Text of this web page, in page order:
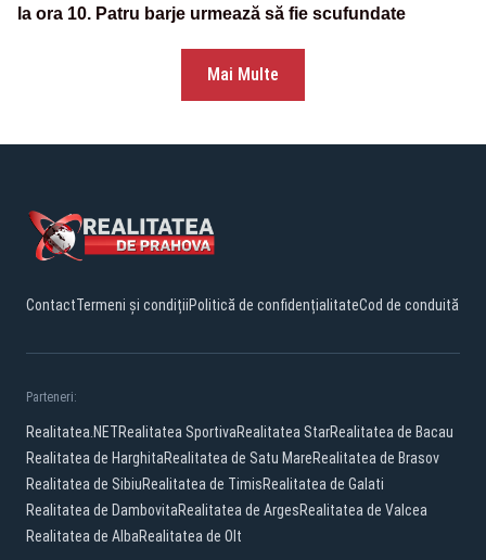
la ora 10. Patru barje urmează să fie scufundate
Mai Multe
ContactTermeni și condițiiPolitică de confidențialitateCod de conduită
Parteneri:
Realitatea.NETRealitatea SportivaRealitatea StarRealitatea de Bacau
Realitatea de HarghitaRealitatea de Satu MareRealitatea de Brasov
Realitatea de SibiuRealitatea de TimisRealitatea de Galati
Realitatea de DambovitaRealitatea de ArgesRealitatea de Valcea
Realitatea de AlbaRealitatea de Olt